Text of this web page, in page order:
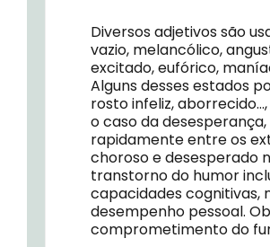
Diversos adjetivos são
vazio, melancólico,
excitado, eufórico,
Alguns desses estados
rosto infeliz,
o caso da
rapidamente entre os
choroso e desesperado
transtorno do humor
capacidades cognitivas,
desempenho pessoal.
comprometimento do